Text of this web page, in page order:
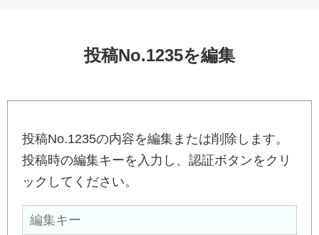
投稿No.1235を編集
投稿No.1235の内容を編集または削除します。
投稿時の編集キーを入力し、認証ボタンをクリ
ックしてください。